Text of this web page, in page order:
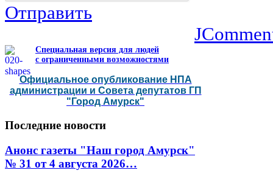
Отправить
Специальная версия для людей
с ограниченными возможностями
Официальное опубликование НПА
администрации и Совета депутатов ГП
"Город Амурск"
Последние новости
Анонс газеты "Наш город Амурск"
№ 31 от 4 августа 2026…